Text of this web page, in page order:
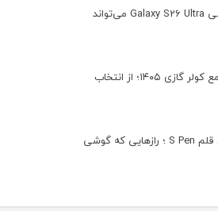
چگونه گوشی Galaxy S26 Ultra می‌تواند
راهنمای جامع کولر گازی ۱۴۰۵؛ از انتخاب
قابلیت‌های قلم S Pen ؛ رازهایی که گوشی